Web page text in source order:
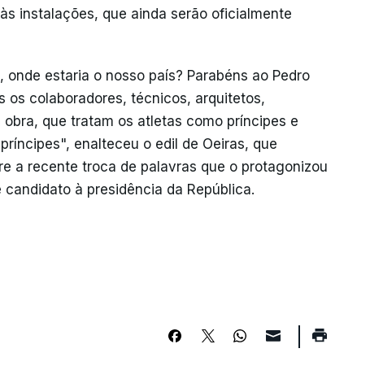
instalações, que ainda serão oficialmente
estaria o nosso país? Parabéns ao Pedro
os colaboradores, técnicos, arquitetos,
que tratam os atletas como príncipes e
enalteceu o edil de Oeiras, que
a recente troca de palavras que o protagonizou
à presidência da República.